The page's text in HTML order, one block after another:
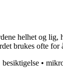
helhet og
brukes ofte for
besiktigelse •